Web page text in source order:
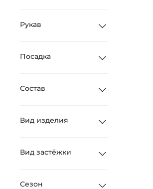
Рукав
Посадка
Состав
Вид изделия
Вид застёжки
Сезон